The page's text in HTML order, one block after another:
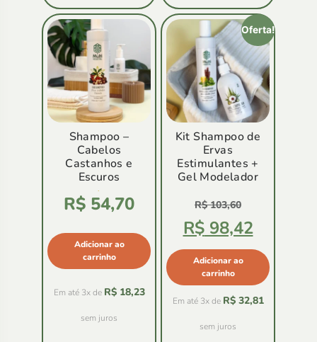
Shampoo –
Cabelos
Castanhos e
Escuros
4.83
de
5
R$ 54,70
Adicionar ao
carrinho
Em até 3x de R$18,23
sem juros
Oferta!
Kit Shampoo de
Ervas
Estimulantes +
Gel Modelador
R$103,60
R$98,42
Adicionar ao
carrinho
Em até 3x de R$32,81
sem juros